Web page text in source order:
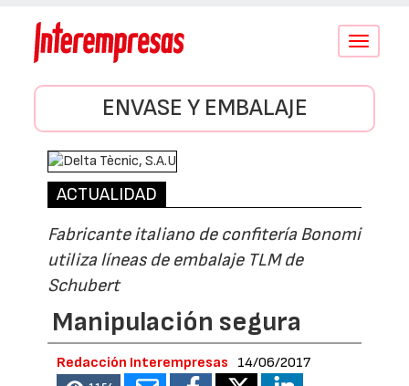
Conmutar
ENVASE Y EMBALAJE
ACTUALIDAD
Fabricante italiano de confitería Bonomi
utiliza líneas de embalaje TLM de
Schubert
Manipulación segura
Redacción Interempresas 14/06/2017